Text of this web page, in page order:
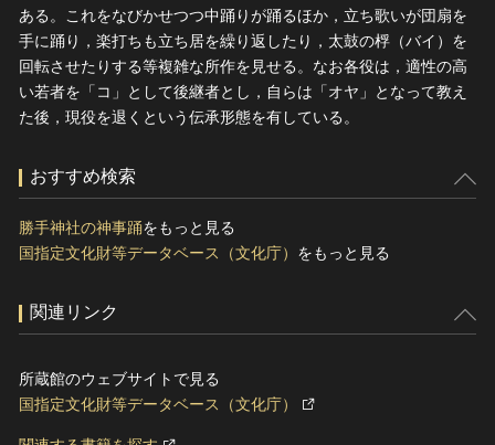
ある。これをなびかせつつ中踊りが踊るほか，立ち歌いが団扇を
手に踊り，楽打ちも立ち居を繰り返したり，太鼓の桴（バイ）を
回転させたりする等複雑な所作を見せる。なお各役は，適性の高
い若者を「コ」として後継者とし，自らは「オヤ」となって教え
た後，現役を退くという伝承形態を有している。
おすすめ検索
勝手神社の神事踊をもっと見る
国指定文化財等データベース（文化庁） をもっと見る
関連リンク
所蔵館のウェブサイトで見る
国指定文化財等データベース（文化庁）